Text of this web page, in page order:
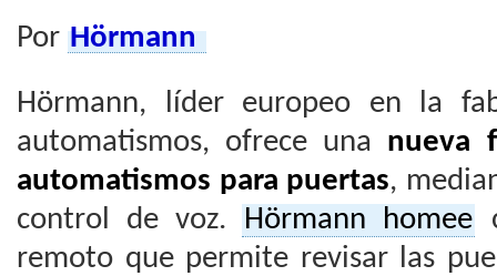
Por Hörmann
Hörmann, líder europeo en la
automatismos, ofrece una nueva
automatismos para puertas,
control de voz.
Hörmann homee
remoto que permite revisar las